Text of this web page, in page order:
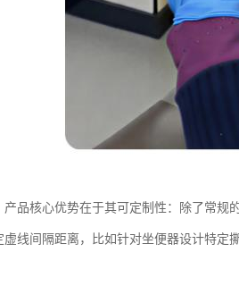
品核心优势在于其可定制性：除了常规
线间隔距离，比如针对坐便器设计特定